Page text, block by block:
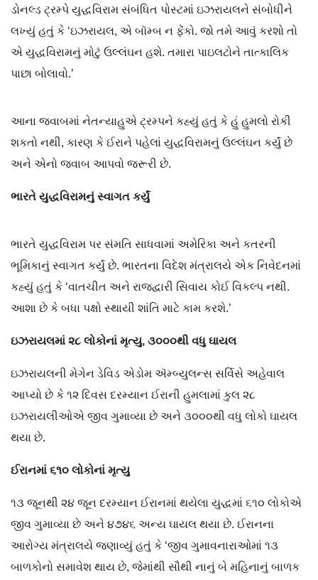
ડોનલ્ડ ટ્રમ્પે યુદ્ધવિરામ સંબંધિત પોસ્ટમાં ઇઝરાયલને સંબોધીને
લખ્યું હતું કે ‘ઇઝરાયલ, એ બૉમ્બ ન ફેંકો. જો તમે આવું કરશો તો
એ યુદ્ધવિરામનું મોટું ઉલ્લંઘન હશે. તમારા પાઇલટોને તાત્કાલિક
પાછા બોલાવો.’
આના જવાબમાં નેતન્યાહુએ ટ્રમ્પને કહ્યું હતું કે હું હુમલો રોકી
શકતો નથી, કારણ કે ઈરાને પહેલાં યુદ્ધવિરામનું ઉલ્લંઘન કર્યું છે
અને એનો જવાબ આપવો જરૂરી છે.
ભારતે યુદ્ધવિરામનું સ્વાગત કર્યું
ભારતે યુદ્ધવિરામ પર સંમતિ સાધવામાં અમેરિકા અને કતરની
ભૂમિકાનું સ્વાગત કર્યું છે. ભારતના વિદેશ મંત્રાલયે એક નિવેદનમાં
કહ્યું હતું કે ‘વાતચીત અને રાજદ્વારી સિવાય કોઈ વિકલ્પ નથી.
આશા છે કે બધા પક્ષો સ્થાયી શાંતિ માટે કામ કરશે.’
ઇઝરાયલમાં ૨૮ લોકોનાં મૃત્યુ, ૩૦૦૦થી વધુ ઘાયલ
ઇઝરાયલની મેગેન ડેવિડ એડોમ ઍમ્બ્યુલન્સ સર્વિસે અહેવાલ
આપ્યો છે કે ૧૨ દિવસ દરમ્યાન ઈરાની હુમલામાં કુલ ૨૮
ઇઝરાયલીઓએ જીવ ગુમાવ્યા છે અને ૩૦૦૦થી વધુ લોકો ઘાયલ
થયા છે.
ઈરાનમાં ૬૧૦ લોકોનાં મૃત્યુ
૧૩ જૂનથી ૨૪ જૂન દરમ્યાન ઈરાનમાં થયેલા યુદ્ધમાં ૬૧૦ લોકોએ
જીવ ગુમાવ્યા છે અને ૪૭૪૬ અન્ય ઘાયલ થયા છે. ઈરાનના
આરોગ્ય મંત્રાલયે જણાવ્યું હતું કે ‘જીવ ગુમાવનારાઓમાં ૧૩
બાળકોનો સમાવેશ થાય છે, જેમાંથી સૌથી નાનું બે મહિનાનું બાળક